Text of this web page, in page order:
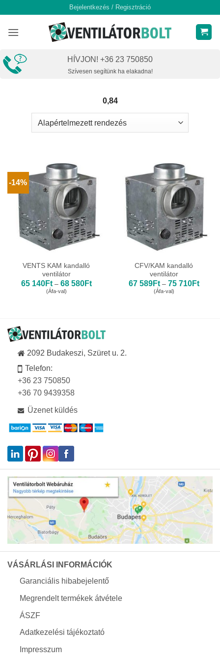
content
Bejelentkezés / Regisztráció
HÍVJON! +36 23 750850
Szívesen segítünk ha elakadna!
0,84
-14%
VENTS KAM kandalló
ventilátor
65 140Ft – 68 580FtÁrtartomány:
(Áfa-val)
CFV/KAM kandalló
ventilátor
67 589Ft – 75 710Ft
(Áfa-val)
2092 Budakeszi, Szüret u. 2.
Telefon:
+36 23 750850
+36 70 9439358
Üzenet küldés
VÁSÁRLÁSI INFORMÁCIÓK
Garanciális hibabejelentő
Megrendelt termékek átvétele
ÁSZF
Adatkezelési tájékoztató
Impresszum